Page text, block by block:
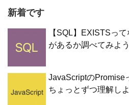
新着です
【SQL】EXISTSっ
があるか調べてみよう
JavaScriptのPromise
ちょっとずつ理解し